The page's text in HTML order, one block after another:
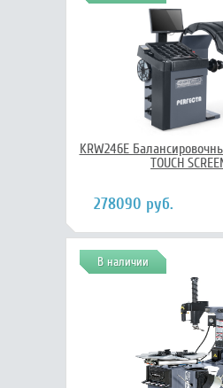
KRW246E
TOUCH
278090 руб.
В наличии